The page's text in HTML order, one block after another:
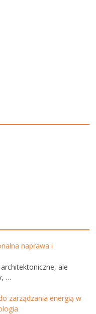
naprawa i
ale
…
zarządzania energią w